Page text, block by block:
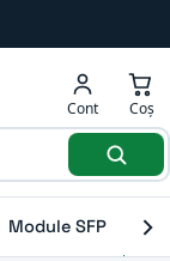
Cont Coș
Module SFP